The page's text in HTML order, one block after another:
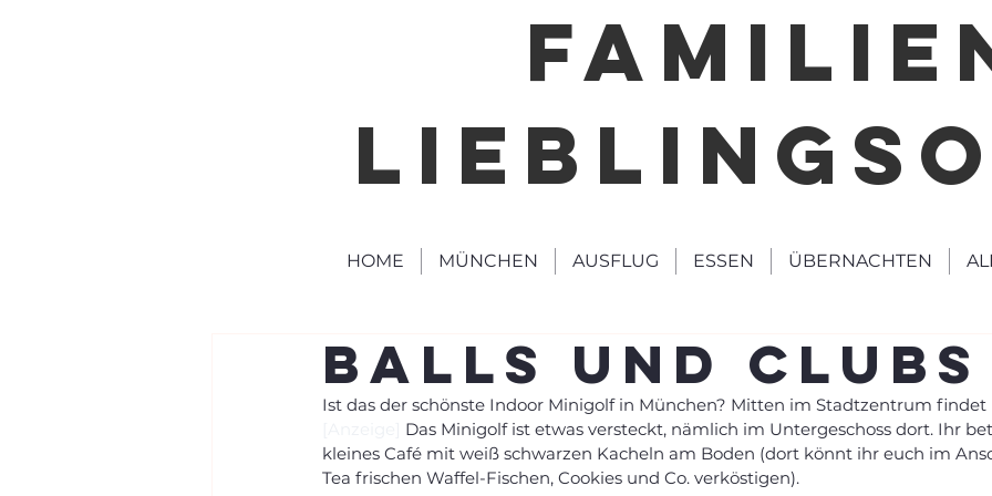
HOME MÜNCHEN AUSFLUG ESSEN ÜBERNACHTEN
Balls und Clubs
Ist das der schönste Indoor Minigolf in München? Mitten im Stadtzentrum
Das Minigolf ist etwas versteckt, nämlich im Untergeschoss dort. Ihr
kleines Café mit weiß schwarzen Kacheln am Boden (dort könnt ihr euch im
Tea frischen Waffel-Fischen, Cookies und Co. verköstigen).